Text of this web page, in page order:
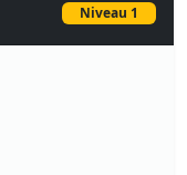
Niveau 1